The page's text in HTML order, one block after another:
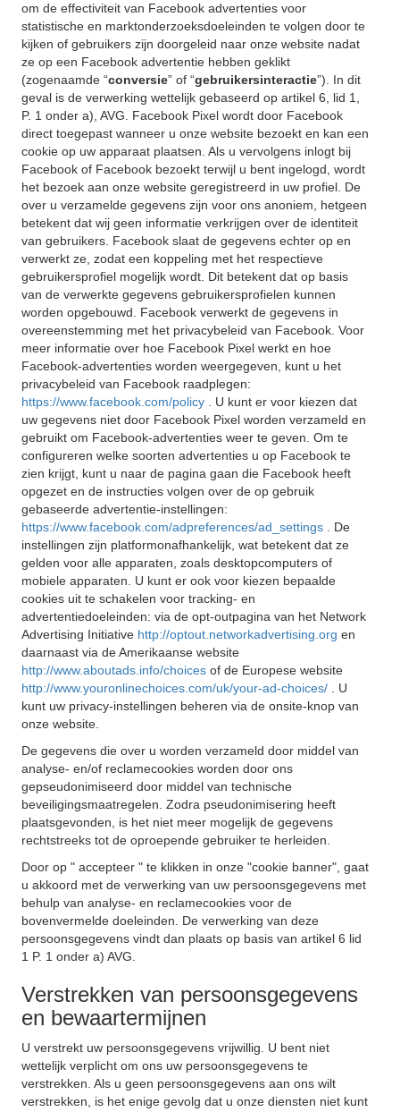
om de effectiviteit van Facebook advertenties voor
statistische en marktonderzoeksdoeleinden te volgen door te
kijken of gebruikers zijn doorgeleid naar onze website nadat
ze op een Facebook advertentie hebben geklikt
(zogenaamde “conversie” of “gebruikersinteractie”). In dit
geval is de verwerking wettelijk gebaseerd op artikel 6, lid 1,
P. 1 onder a), AVG. Facebook Pixel wordt door Facebook
direct toegepast wanneer u onze website bezoekt en kan een
cookie op uw apparaat plaatsen. Als u vervolgens inlogt bij
Facebook of Facebook bezoekt terwijl u bent ingelogd, wordt
het bezoek aan onze website geregistreerd in uw profiel. De
over u verzamelde gegevens zijn voor ons anoniem, hetgeen
betekent dat wij geen informatie verkrijgen over de identiteit
van gebruikers. Facebook slaat de gegevens echter op en
verwerkt ze, zodat een koppeling met het respectieve
gebruikersprofiel mogelijk wordt. Dit betekent dat op basis
van de verwerkte gegevens gebruikersprofielen kunnen
worden opgebouwd. Facebook verwerkt de gegevens in
overeenstemming met het privacybeleid van Facebook. Voor
meer informatie over hoe Facebook Pixel werkt en hoe
Facebook-advertenties worden weergegeven, kunt u het
privacybeleid van Facebook raadplegen:
https://www.facebook.com/policy
. U kunt er voor kiezen dat
uw gegevens niet door Facebook Pixel worden verzameld en
gebruikt om Facebook-advertenties weer te geven. Om te
configureren welke soorten advertenties u op Facebook te
zien krijgt, kunt u naar de pagina gaan die Facebook heeft
opgezet en de instructies volgen over de op gebruik
gebaseerde advertentie-instellingen:
https://www.facebook.com/adpreferences/ad_settings
. De
instellingen zijn platformonafhankelijk, wat betekent dat ze
gelden voor alle apparaten, zoals desktopcomputers of
mobiele apparaten. U kunt er ook voor kiezen bepaalde
cookies uit te schakelen voor tracking- en
advertentiedoeleinden: via de opt-outpagina van het Network
Advertising Initiative http://optout.networkadvertising.org en
daarnaast via de Amerikaanse website
http://www.aboutads.info/choices of de Europese website
http://www.youronlinechoices.com/uk/your-ad-choices/
. U
kunt uw privacy-instellingen beheren via de onsite-knop van
onze website.
De gegevens die over u worden verzameld door middel van
analyse- en/of reclamecookies worden door ons
gepseudonimiseerd door middel van technische
beveiligingsmaatregelen. Zodra pseudonimisering heeft
plaatsgevonden, is het niet meer mogelijk de gegevens
rechtstreeks tot de oproepende gebruiker te herleiden.
Door op " accepteer " te klikken in onze "cookie banner", gaat
u akkoord met de verwerking van uw persoonsgegevens met
behulp van analyse- en reclamecookies voor de
bovenvermelde doeleinden. De verwerking van deze
persoonsgegevens vindt dan plaats op basis van artikel 6 lid
1 P. 1 onder a) AVG.
Verstrekken van persoonsgegevens
en bewaartermijnen
U verstrekt uw persoonsgegevens vrijwillig. U bent niet
wettelijk verplicht om ons uw persoonsgegevens te
verstrekken. Als u geen persoonsgegevens aan ons wilt
verstrekken, is het enige gevolg dat u onze diensten niet kunt